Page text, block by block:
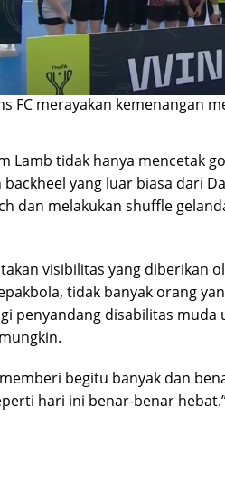
FC merayakan kemenangan
Lamb tidak hanya mencetak
yang luar biasa dari
dan melakukan shuffle
visibilitas yang diberikan
tidak banyak orang
penyandang disabilitas
begitu banyak dan
hari ini benar-benar